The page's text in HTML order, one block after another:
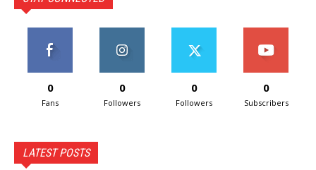
0
Fans
0
Followers
0
Followers
0
Subscribers
LATEST POSTS